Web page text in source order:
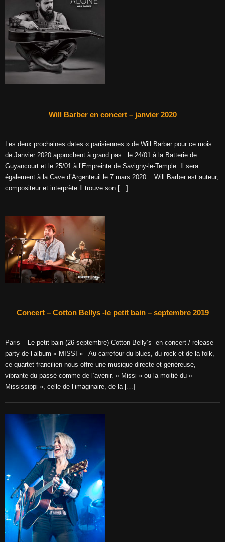
Will Barber en concert – janvier 2020
Les deux prochaines dates « parisiennes » de Will Barber pour ce mois
de Janvier 2020 approchent à grand pas : le 24/01 à la Batterie de
Guyancourt et le 25/01 à l’Empreinte de Savigny-le-Temple. Il sera
également à la Cave d’Argenteuil le 7 mars 2020. Will Barber est auteur,
compositeur et interprète Il trouve son […]
Concert – Cotton Bellys -le petit bain – septembre 2019
Paris – Le petit bain (26 septembre) Cotton Belly’s en concert / release
party de l’album « MISSI » Au carrefour du blues, du rock et de la folk,
ce quartet francilien nous offre une musique directe et généreuse,
vibrante du passé comme de l’avenir. « Missi » ou la moitié du «
Mississippi », celle de l’imaginaire, de la […]